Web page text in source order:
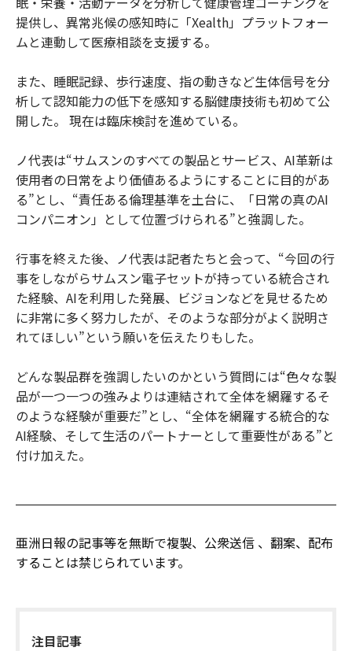
提供し、異常兆候の感知時に「Xealth」プラットフォー
ムと連動して医療相談を支援する。
また、睡眠記録、歩行速度、指の動きなど生体信号を分
析して認知能力の低下を感知する脳健康技術も初めて公
開した。 現在は臨床検討を進めている。
ノ代表は“サムスンのすべての製品とサービス、AI革新は
使用者の日常をより価値あるようにすることに目的があ
る”とし、“責任ある倫理基準を土台に、「日常の真のAI
コンパニオン」として位置づけられる”と強調した。
行事を終えた後、ノ代表は記者たちと会って、“今回の行
事をしながらサムスン電子セットが持っている統合され
た経験、AIを利用した発展、ビジョンなどを見せるため
に非常に多く努力したが、そのような部分がよく説明さ
れてほしい”という願いを伝えたりもした。
どんな製品群を強調したいのかという質問には“色々な製
品が一つ一つの強みよりは連結されて全体を網羅するそ
のような経験が重要だ”とし、“全体を網羅する統合的な
AI経験、そして生活のパートナーとして重要性がある”と
付け加えた。
亜洲日報の記事等を無断で複製、公衆送信 、翻案、配布
することは禁じられています。
注目記事